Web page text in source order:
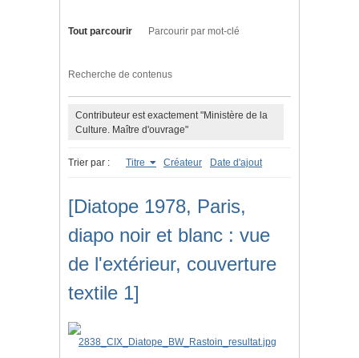
Tout parcourir Parcourir par mot-clé
Recherche de contenus
Contributeur est exactement "Ministère de la
Culture. Maître d'ouvrage"
Trier par : Titre Créateur Date d'ajout
[Diatope 1978, Paris,
diapo noir et blanc : vue
de l'extérieur, couverture
textile 1]